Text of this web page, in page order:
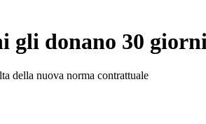
gli donano 30
della nuova norma contrattuale